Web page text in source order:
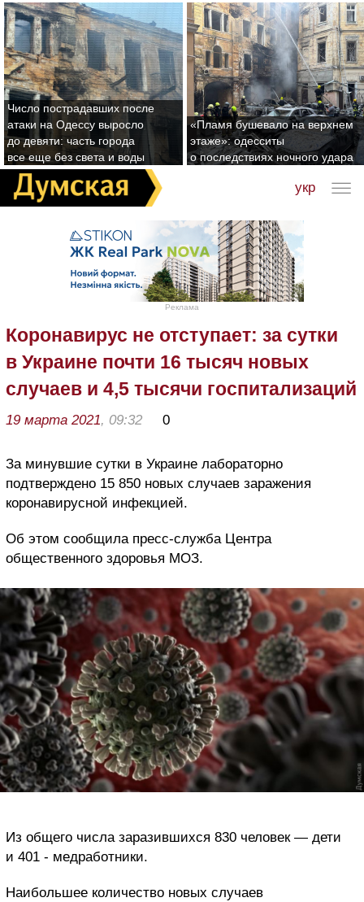
Число пострадавших после
атаки на Одессу выросло
до девяти: часть города
все еще без света и воды
«Пламя бушевало на верхнем
этаже»: одесситы
о последствиях ночного удара
укр
Реклама
Коронавирус не отступает: за сутки
в Украине почти 16 тысяч новых
случаев и 4,5 тысячи госпитализаций
19 марта 2021, 09:32 0
За минувшие сутки в Украине лабораторно
подтверждено 15 850 новых случаев заражения
коронавирусной инфекцией.
Об этом сообщила пресс-служба Центра
общественного здоровья МОЗ.
Из общего числа заразившихся 830 человек — дети
и 401 - медработники.
Наибольшее количество новых случаев